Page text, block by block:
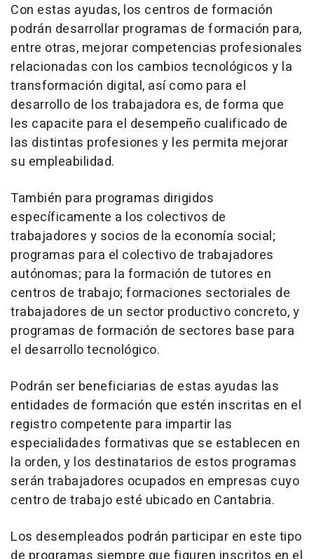
Con estas ayudas, los centros de formación
podrán desarrollar programas de formación para,
entre otras, mejorar competencias profesionales
relacionadas con los cambios tecnológicos y la
transformación digital, así como para el
desarrollo de los trabajadora es, de forma que
les capacite para el desempeño cualificado de
las distintas profesiones y les permita mejorar
su empleabilidad.
También para programas dirigidos
específicamente a los colectivos de
trabajadores y socios de la economía social;
programas para el colectivo de trabajadores
autónomas; para la formación de tutores en
centros de trabajo; formaciones sectoriales de
trabajadores de un sector productivo concreto, y
programas de formación de sectores base para
el desarrollo tecnológico.
Podrán ser beneficiarias de estas ayudas las
entidades de formación que estén inscritas en el
registro competente para impartir las
especialidades formativas que se establecen en
la orden, y los destinatarios de estos programas
serán trabajadores ocupados en empresas cuyo
centro de trabajo esté ubicado en Cantabria.
Los desempleados podrán participar en este tipo